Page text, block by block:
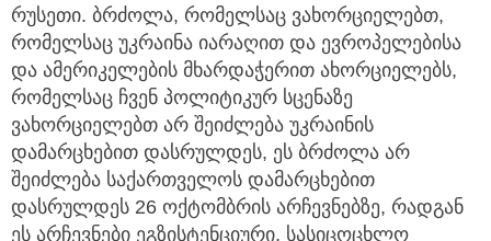
რუსეთი. ბრძოლა, რომელსაც ვახორციელებთ,
რომელსაც უკრაინა იარაღით და ევროპელებისა
და ამერიკელების მხარდაჭერით ახორციელებს,
რომელსაც ჩვენ პოლიტიკურ სცენაზე
ვახორციელებთ არ შეიძლება უკრაინის
დამარცხებით დასრულდეს, ეს ბრძოლა არ
შეიძლება საქართველოს დამარცხებით
დასრულდეს 26 ოქტომბრის არჩევნებზე, რადგან
ეს არჩევნები ეგზისტენციური, სასიცოცხლო